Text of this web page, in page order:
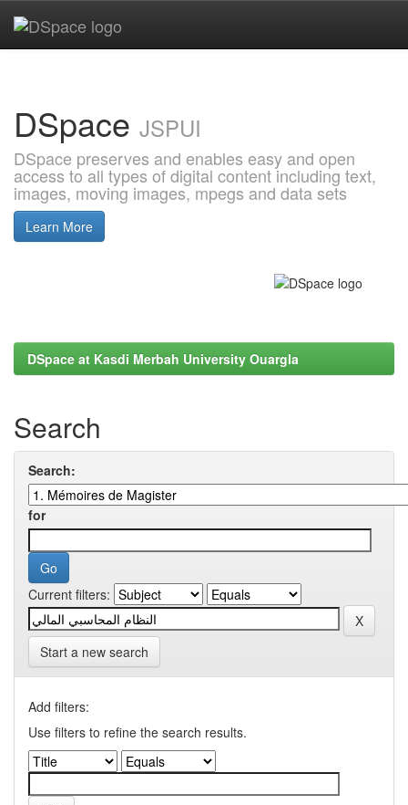
DSpace JSPUI
DSpace preserves and enables easy and open
access to all types of digital content including text,
images, moving images, mpegs and data sets
Learn More
DSpace at Kasdi Merbah University Ouargla
Search
Search:
for
Current filters:
Start a new search
Add filters:
Use filters to refine the search results.